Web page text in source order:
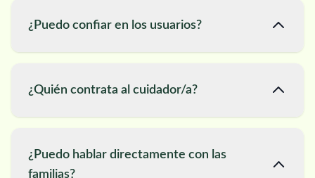
¿Puedo confiar en los usuarios?
¿Quién contrata al cuidador/a?
¿Puedo hablar directamente con las
familias?